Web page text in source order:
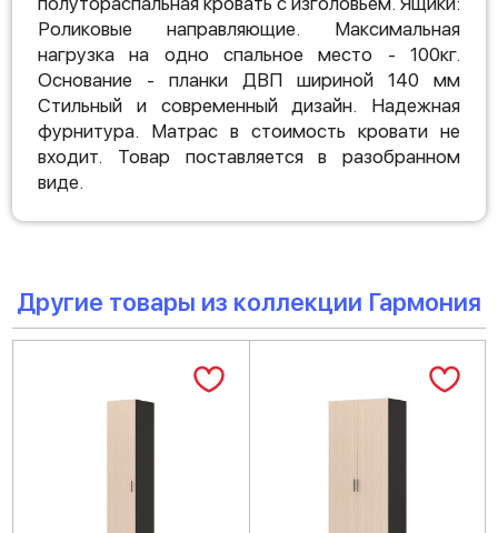
Роликовые направляющие. Максимальная
нагрузка на одно спальное место - 100кг.
Основание - планки ДВП шириной 140 мм
Стильный и современный дизайн. Надежная
фурнитура. Матрас в стоимость кровати не
входит. Товар поставляется в разобранном
виде.
Другие товары из коллекции Гармония